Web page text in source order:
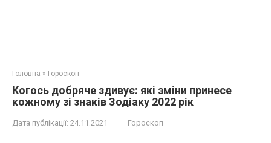
Головна » Гороскоп
Когось добряче здивує: які зміни принесе
кожному зі знаків Зодіаку 2022 рік
Дата публікації: 24.11.2021 Гороскоп